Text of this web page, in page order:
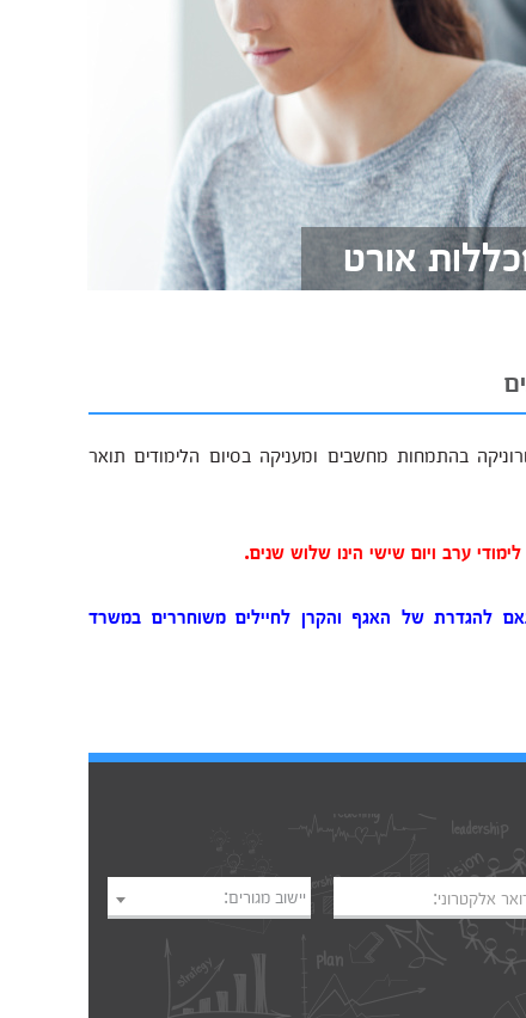
אורט
בהתמחות מחשבים ומעניקה בסיום הלימודים תואר
ערב ויום שישי הינו שלוש שנים.
אחוז מימון שכר, בהתאם להגדרת של האגף והקרן לחיילים משוחררים במשרד
אלקטרוני: יישוב מגורים: